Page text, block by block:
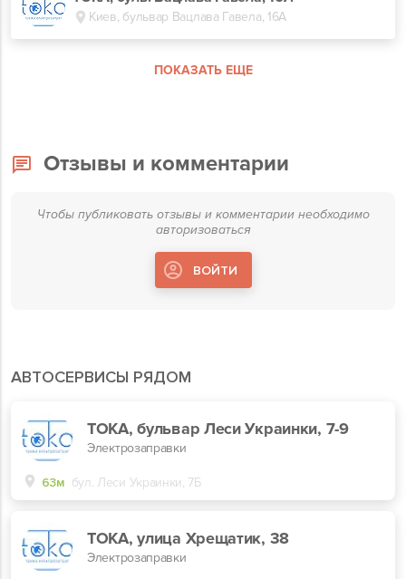
Киев, бульвар Вацлава Гавела, 16А
ПОКАЗАТЬ ЕЩЕ
АВТОСЕРВИСЫ РЯДОМ
ТОКА, бульвар Леси Украинки, 7-9
Электрозаправки
63м бул. Леси Украинки, 7Б
TOKA, улица Хрещатик, 38
Электрозаправки
Отзывы и комментарии
Чтобы публиковать отзывы и комментарии необходимо
авторизоваться
ВОЙТИ